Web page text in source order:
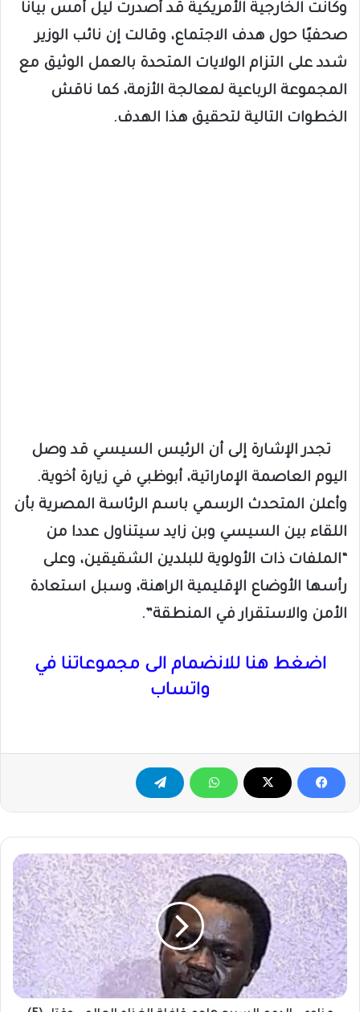
وكانت الخارجية الأمريكية قد أصدرت ليل أمس بيانًا
صحفيًا حول هدف الاجتماع، وقالت إن نائب الوزير
شدد على التزام الولايات المتحدة بالعمل الوثيق مع
المجموعة الرباعية لمعالجة الأزمة، كما ناقش
الخطوات التالية لتحقيق هذا الهدف.
تجدر الإشارة إلى أن الرئيس السيسي قد وصل
اليوم العاصمة الإماراتية، أبوظبي في زيارة أخوية.
وأعلن المتحدث الرسمي باسم الرئاسة المصرية بأن
اللقاء بين السيسي وبن زايد سيتناول عددا من
“الملفات ذات الأولوية للبلدين الشقيقين، وعلى
رأسها الأوضاع الإقليمية الراهنة، وسبل استعادة
الأمن والاستقرار في المنطقة”.
اضغط هنا للانضمام الى مجموعاتنا في
واتساب
مناوي
:
الدعم
السريع
هاجم
قافلة
الغذاء
العالمي
وقتل